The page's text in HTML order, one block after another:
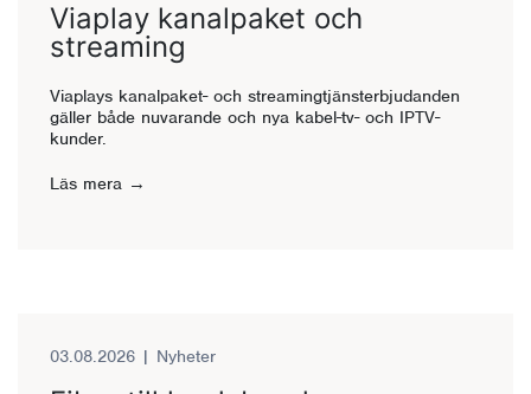
Viaplay kanalpaket och
streaming
Viaplays kanalpaket- och streamingtjänsterbjudanden
gäller både nuvarande och nya kabel-tv- och IPTV-
kunder.
Läs mera
03.08.2026 | Nyheter